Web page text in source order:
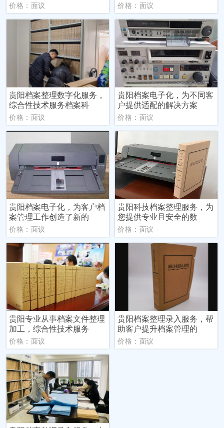
价格：面议 价格：面议
贵阳档案整理数字化服务，
综合性技术服务档案科
价格：面议
贵阳档案电子化，为不同客
户提供适配的解决方案
价格：面议
贵阳档案电子化，为客户档
案管理工作创造了新的
价格：面议
贵阳科技档案整理服务，为
您提供专业且安全的数
价格：面议
贵阳专业从事档案文件整理
加工，综合性技术服务
价格：面议
贵阳档案整理录入服务，帮
助客户提升档案管理的
价格：面议